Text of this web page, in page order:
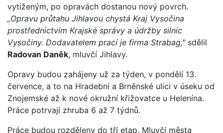
vytíženým, po opravách dostanou nový povrch.
„Opravu průtahu Jihlavou chystá Kraj Vysočina
prostřednictvím Krajské správy a údržby silnic
Vysočiny. Dodavatelem prací je firma Strabag,"sdělil
Radovan Daněk, mluvčí Jihlavy.
Opravy budou zahájeny už za týden, v pondělí 13.
července, a to na Hradební a Brněnské ulici v úseku od
Znojemské až k nové okružní křižovatce u Helenína.
Práce potrvají zhruba 6 až 7 týdnů.
Práce budou rozděleny do tří etap. Mluvčí města